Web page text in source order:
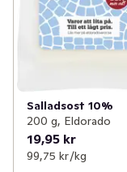
Salladsost 10%
200 g, Eldorado
19,95 kr
99,75 kr /kg